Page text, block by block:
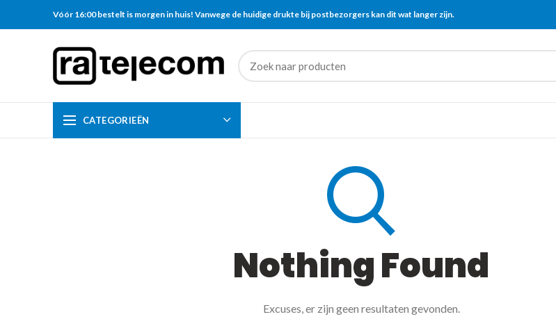
Vóór 16:00 bestelt is morgen in huis! Vanwege de huidige drukte bij postbezorgers kan dit wat langer zijn.
CATEGORIEËN
Nothing Found
Excuses, er zijn geen resultaten gevonden.